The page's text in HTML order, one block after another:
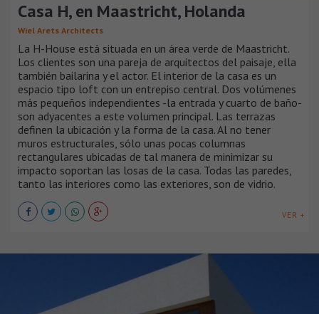
Casa H, en Maastricht, Holanda
Wiel Arets Architects
La H-House está situada en un área verde de Maastricht.
Los clientes son una pareja de arquitectos del paisaje, ella
también bailarina y el actor. El interior de la casa es un
espacio tipo loft con un entrepiso central. Dos volúmenes
más pequeños independientes -la entrada y cuarto de baño-
son adyacentes a este volumen principal. Las terrazas
definen la ubicación y la forma de la casa. Al no tener
muros estructurales, sólo unas pocas columnas
rectangulares ubicadas de tal manera de minimizar su
impacto soportan las losas de la casa. Todas las paredes,
tanto las interiores como las exteriores, son de vidrio.
VER +